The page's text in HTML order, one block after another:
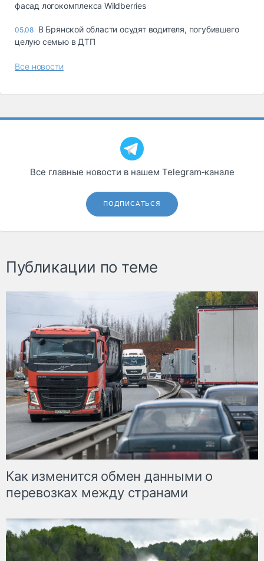
фасад логокомплекса Wildberries
05.08 В Брянской области осудят водителя, погубившего
целую семью в ДТП
Все новости
Все главные новости в нашем Telegram‑канале
ПОДПИСАТЬСЯ
Публикации по теме
Как изменится обмен данными о
перевозках между странами